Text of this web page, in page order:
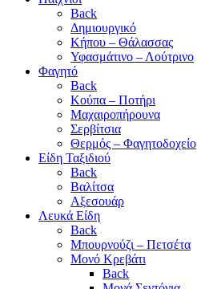
Back
Δημιουργικό
Κήπου – Θάλασσας
Υφασμάτινο – Λούτρινο
Φαγητό
Back
Κούπα – Ποτήρι
Μαχαιροπήρουνα
Σερβίτσια
Θερμός – Φαγητοδοχείο
Είδη Ταξιδιού
Back
Βαλίτσα
Αξεσουάρ
Λευκά Είδη
Back
Μπουρνούζι – Πετσέτα
Μονό Κρεβάτι
Back